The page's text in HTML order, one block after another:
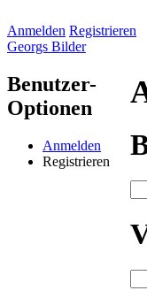
Anmelden Registrieren
Georgs Bilder
Benutzer-
Optionen
Anmelden
Registrieren